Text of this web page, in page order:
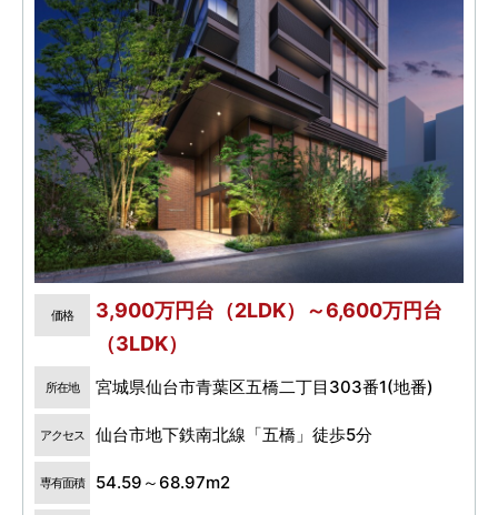
価格
3,900万円台（2LDK）～6,600万円台
（3LDK）
所在地 宮城県仙台市青葉区五橋二丁目303番1(地番)
アクセス 仙台市地下鉄南北線「五橋」徒歩5分
専有面積 54.59～68.97m2